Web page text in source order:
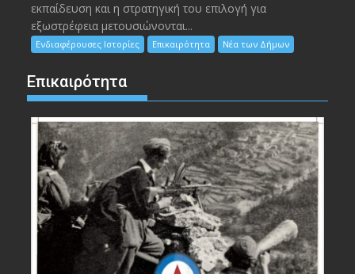
εκπαίδευση και η στρατηγική του επιλογή για
εξωστρέφεια μετουσιώνονται...
Ενδιαφέρουσες Ιστορίες Επικαιρότητα Νέα των Δήμων
Επικαιρότητα